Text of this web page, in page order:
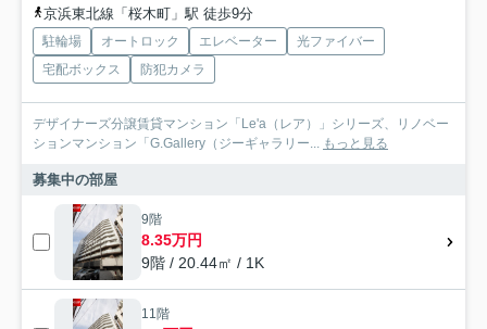
京浜東北線「桜木町」駅 徒歩9分
駐輪場 オートロック エレベーター
光ファイバー
宅配ボックス
防犯カメラ
デザイナーズ分譲賃貸マンション「Le'a（レア）」シリーズ、リノベー
ションマンション「G.Gallery（ジーギャラリー... もっと見る
募集中の部屋
9階
8.35万円
9階 / 20.44㎡ / 1K
11階